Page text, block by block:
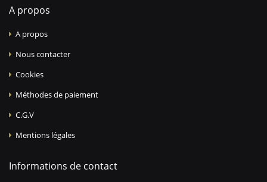
A propos
A propos
Nous contacter
Cookies
Méthodes de paiement
C.G.V
Mentions légales
Informations de contact